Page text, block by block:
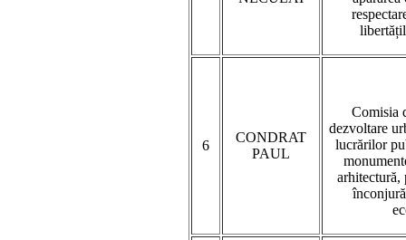
6
CONDRAT
PAUL
Comisia
dezvoltare
lucrărilor
arhitectură,